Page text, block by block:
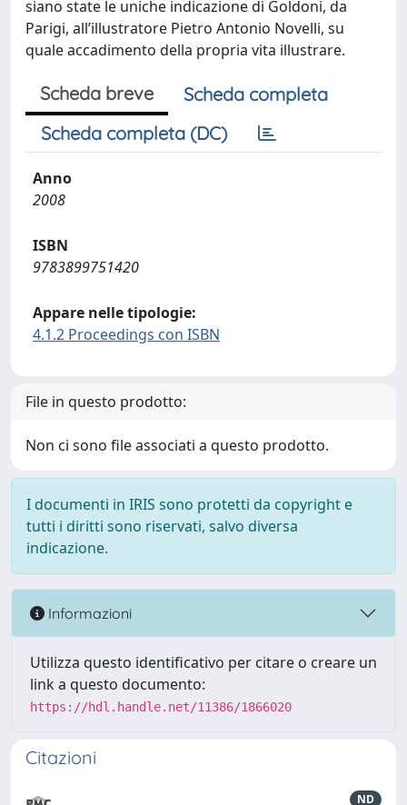
siano state le uniche indicazione di Goldoni, da
Parigi, all’illustratore Pietro Antonio Novelli, su
quale accadimento della propria vita illustrare.
Scheda breve
Scheda completa
Scheda completa (DC)
Anno
2008
ISBN
9783899751420
Appare nelle tipologie:
4.1.2 Proceedings con ISBN
File in questo prodotto:
Non ci sono file associati a questo prodotto.
I documenti in IRIS sono protetti da copyright e
tutti i diritti sono riservati, salvo diversa
indicazione.
Informazioni
Utilizza questo identificativo per citare o creare un
link a questo documento:
https://hdl.handle.net/11386/1866020
Citazioni
ND